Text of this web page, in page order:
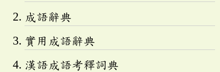
成語辭典
實用成語辭典
漢語成語考釋詞典